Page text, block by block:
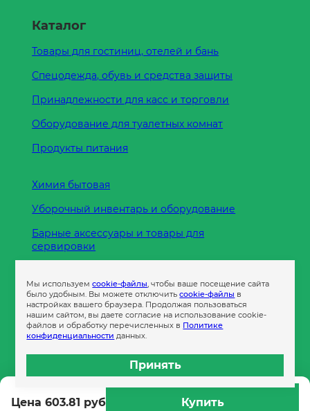
Цена 603.81 руб Купить
Каталог
Товары для гостиниц, отелей и бань
Спецодежда, обувь и средства защиты
Принадлежности для касс и торговли
Оборудование для туалетных комнат
Продукты питания
Химия бытовая
Уборочный инвентарь и оборудование
Барные аксессуары и товары для
сервировки
Пленка
Пакеты и сумки
Контейнеры
Бумага офисная
Гигиеническая продукция
Мы используемcookie-файлы, чтобы ваше посещение сайта
было удобным. Вы можете отключитьcookie-файлы в
настройках вашего браузера. Продолжая пользоваться
нашим сайтом, вы даете согласие на использование cookie-
файлов и обработку перечисленных в Политике
конфиденциальности данных.
Принять